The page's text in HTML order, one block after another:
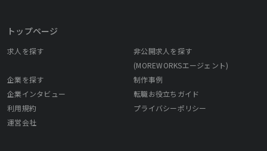
トップページ
求人を探す
非公開求人を探す
(MOREWORKSエージェント)
企業を探す
制作事例
企業インタビュー
転職お役立ちガイド
利用規約
プライバシーポリシー
運営会社